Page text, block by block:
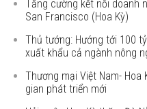
Tăng cường kết nối doanh
San Francisco (Hoa Kỳ)
Thủ tướng: Hướng tới 100
xuất khẩu cả ngành nông
Thương mại Việt Nam-
gian phát triển mới